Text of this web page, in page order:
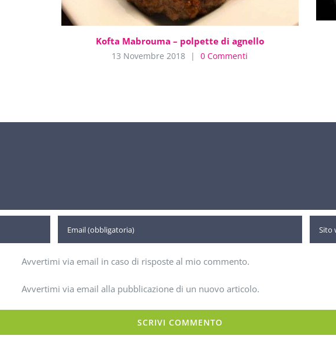
Kofta Mabrouma – polpette di agnello
13 Novembre 2018 | 0 Commenti
Avvertimi via email in caso di risposte al mio commento.
Avvertimi via email alla pubblicazione di un nuovo articolo.